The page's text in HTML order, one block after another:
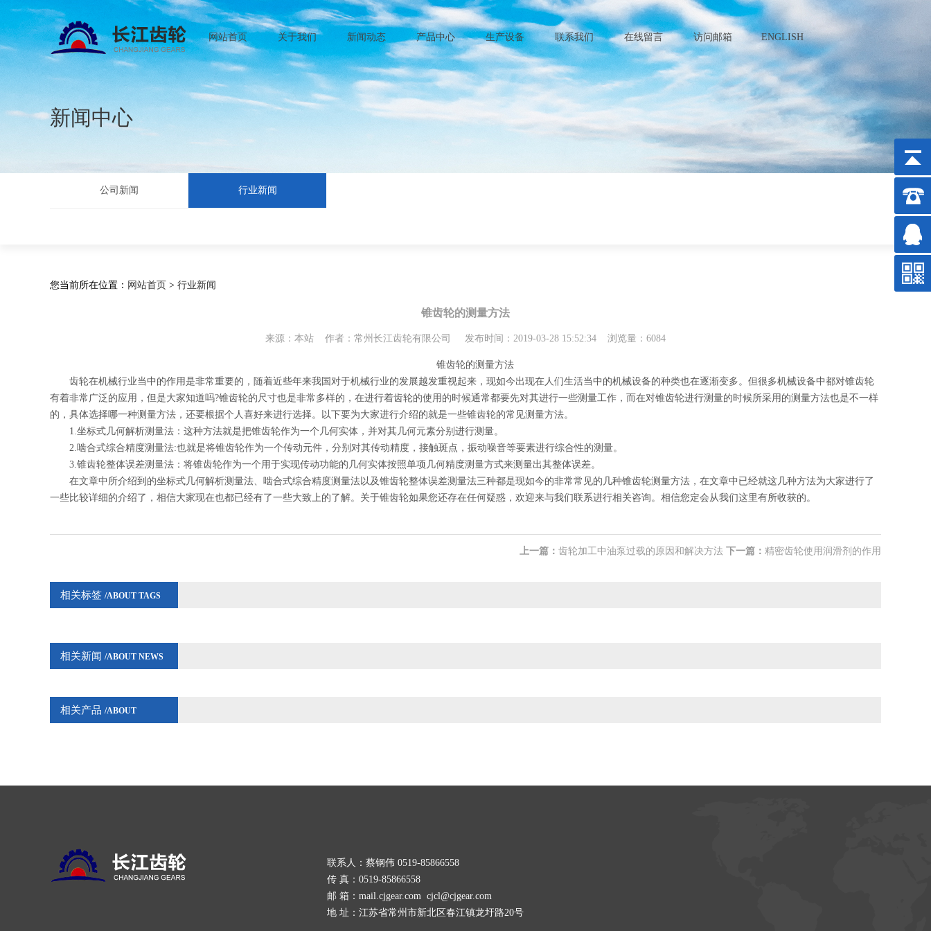
网站首页 关于我们 新闻动态 产品中心 生产设备 联系我们 在线留言 访问邮箱 ENGLISH
新闻中心
公司新闻 行业新闻
您当前所在位置： 网站首页 > 行业新闻
锥齿轮的测量方法
来源：本站 作者：常州长江齿轮有限公司 发布时间：2019-03-28 15:52:34 浏览量：6084
锥齿轮的测量方法
齿轮在机械行业当中的作用是非常重要的，随着近些年来我国对于机械行业的发展越发重视起来，现如今出现在人们生活当中的机械设备的种类也在逐渐变多。但很多机械设备中都对锥齿轮
有着非常广泛的应用，但是大家知道吗?锥齿轮的尺寸也是非常多样的，在进行着齿轮的使用的时候通常都要先对其进行一些测量工作，而在对锥齿轮进行测量的时候所采用的测量方法也是不一样
的，具体选择哪一种测量方法，还要根据个人喜好来进行选择。以下要为大家进行介绍的就是一些锥齿轮的常见测量方法。
1.坐标式几何解析测量法：这种方法就是把锥齿轮作为一个几何实体，并对其几何元素分别进行测量。
2.啮合式综合精度测量法:也就是将锥齿轮作为一个传动元件，分别对其传动精度，接触斑点，振动噪音等要素进行综合性的测量。
3.锥齿轮整体误差测量法：将锥齿轮作为一个用于实现传动功能的几何实体按照单项几何精度测量方式来测量出其整体误差。
在文章中所介绍到的坐标式几何解析测量法、啮合式综合精度测量法以及锥齿轮整体误差测量法三种都是现如今的非常常见的几种锥齿轮测量方法，在文章中已经就这几种方法为大家进行了
一些比较详细的介绍了，相信大家现在也都已经有了一些大致上的了解。关于锥齿轮如果您还存在任何疑惑，欢迎来与我们联系进行相关咨询。相信您定会从我们这里有所收获的。
上一篇： 齿轮加工中油泵过载的原因和解决方法 下一篇： 精密齿轮使用润滑剂的作用
相关标签 /ABOUT TAGS
相关新闻 /ABOUT NEWS
相关产品 /ABOUT
联系人：蔡钢伟 0519-85866558
传 真：0519-85866558
邮 箱：mail.cjgear.com cjcl@cjgear.com
地 址：江苏省常州市新北区春江镇龙圩路20号